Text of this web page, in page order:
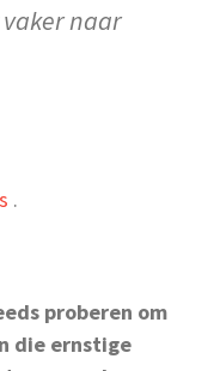
naar
.
proberen om
die ernstige